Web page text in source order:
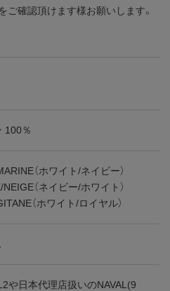
ご確認頂けます様お願いします。
100％
（ホワイト/ネイビー）
（ネイビー/ホワイト）
（ホワイト/ロイヤル）
や日本代理店扱いのNAVAL(9